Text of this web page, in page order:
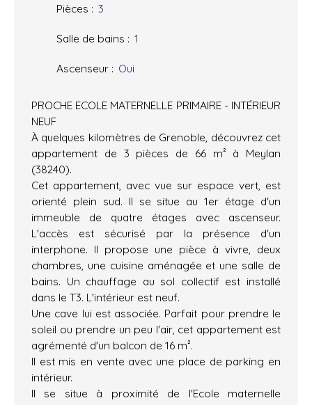
Pièces : 3
Salle de bains : 1
Ascenseur : Oui
PROCHE ECOLE MATERNELLE PRIMAIRE - INTÉRIEUR
NEUF
À quelques kilomètres de Grenoble, découvrez cet
appartement de 3 pièces de 66 m² à Meylan
(38240).
Cet appartement, avec vue sur espace vert, est
orienté plein sud. Il se situe au 1er étage d'un
immeuble de quatre étages avec ascenseur.
L'accès est sécurisé par la présence d'un
interphone. Il propose une pièce à vivre, deux
chambres, une cuisine aménagée et une salle de
bains. Un chauffage au sol collectif est installé
dans le T3. L'intérieur est neuf.
Une cave lui est associée. Parfait pour prendre le
soleil ou prendre un peu l'air, cet appartement est
agrémenté d'un balcon de 16 m².
Il est mis en vente avec une place de parking en
intérieur.
Il se situe à proximité de l'Ecole maternelle